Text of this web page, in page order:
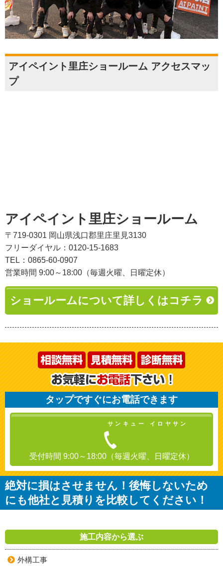
アイペイント里庄ショールーム アクセスマッ
プ
アイペイント里庄ショールーム
〒719-0301 岡山県浅口郡里庄里見3130
フリーダイヤル：0120-15-1683
TEL：0865-60-0907
営業時間 9:00～18:00（毎週火曜、日曜定休）
ショールームについて詳しくはコチラ
タップですぐにお電話できます
サンキュー イロヤサン
受付時間 9:00～18:00（毎週火曜、日曜定休）
絶対に損はさせません！後悔しないため
にも他社と見積りを比較してください！
施工内容から選ぶ
外構工事